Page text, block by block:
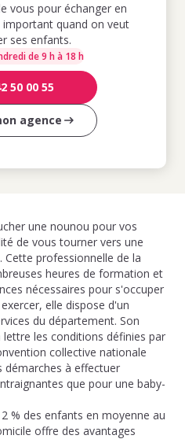
vous pour échanger en
quand on veut
ses enfants.
de 9 h à 18 h
50 00 55
agence
une nounou pour vos
de vous tourner vers une
professionnelle de la
heures de formation et
nécessaires pour s'occuper
elle dispose d'un
du département. Son
les conditions définies par
collective nationale
démarches à effectuer
que pour une baby-
% des enfants en moyenne au
offre des avantages